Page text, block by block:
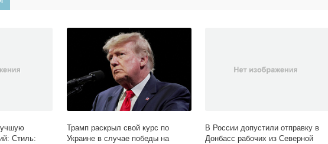
Стиль:
Трамп раскрыл свой курс по
Украине в случае победы на
В России допустили отправку в
Донбасс рабочих из Северной